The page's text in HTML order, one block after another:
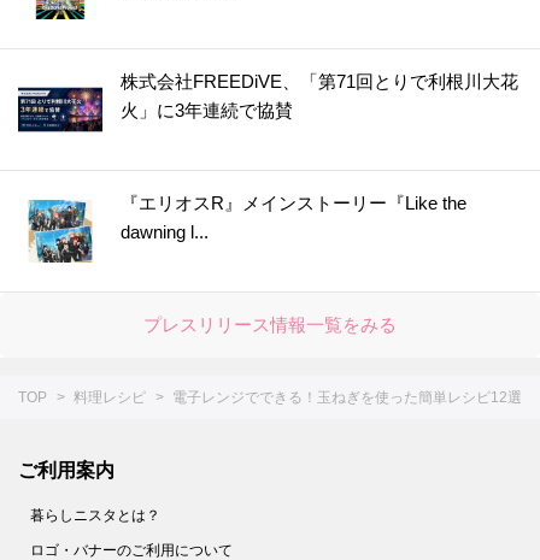
株式会社FREEDiVE、「第71回とりで利根川大花
火」に3年連続で協賛
『エリオスR』メインストーリー『Like the
dawning l...
プレスリリース情報一覧をみる
TOP 料理レシピ 電子レンジでできる！玉ねぎを使った簡単レシピ12選
ご利用案内
暮らしニスタとは？
ロゴ・バナーのご利用について